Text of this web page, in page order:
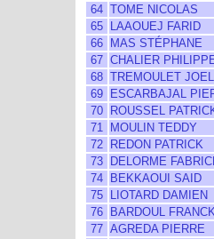
64 TOME NICOLAS
65
LAAOUEJ FARID
66
MAS STÉPHANE
67 CHALIER
68 TREMOULET JOEL
69
ESCARBAJAL
70
ROUSSEL
71
MOULIN TEDDY
72
REDON PATRICK
73
DELORME
74
BEKKAOUI SAID
75
LIOTARD DAMIEN
76
BARDOUL
77 AGREDA PIERRE